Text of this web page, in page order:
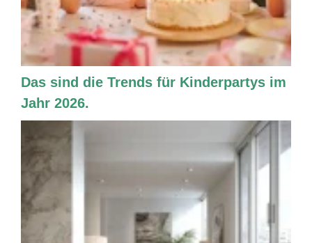
Das sind die Trends für Kinderpartys im
Jahr 2026.